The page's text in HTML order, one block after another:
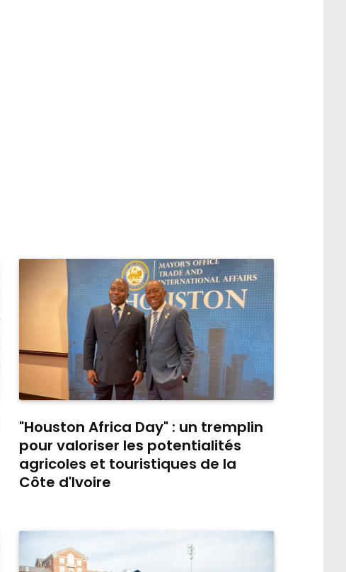
"Houston Africa Day" : un tremplin
pour valoriser les potentialités
agricoles et touristiques de la
Côte d'Ivoire